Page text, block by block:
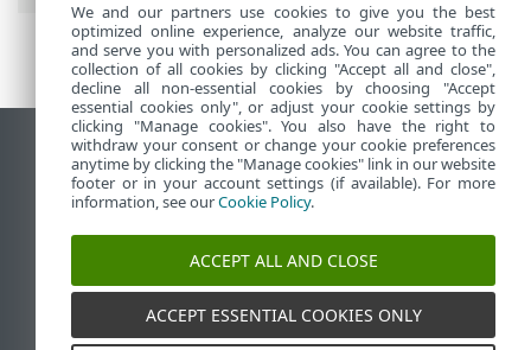
Rodyti darbalaukio tinklavietę
End of Life
ESET žinių bazė
ESET forumas
ESET Status Portal
Palaikymas regione
We and our partners use cookies to give you the best
optimized online experience, analyze our website traffic,
and serve you with personalized ads. You can agree to the
collection of all cookies by clicking "Accept all and close",
decline all non-essential cookies by choosing "Accept
essential cookies only", or adjust your cookie settings by
clicking "Manage cookies". You also have the right to
withdraw your consent or change your cookie preferences
anytime by clicking the "Manage cookies" link in our website
footer or in your account settings (if available). For more
information, see ourCookie Policy.
ACCEPT ALL AND CLOSE
ACCEPT ESSENTIAL COOKIES ONLY